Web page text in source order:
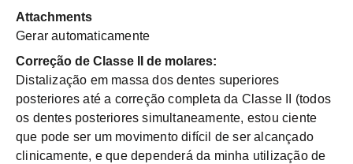
Attachments
Gerar automaticamente
Correção de Classe II de molares:
Distalização em massa dos dentes superiores
posteriores até a correção completa da Classe II (todos
os dentes posteriores simultaneamente, estou ciente
que pode ser um movimento difícil de ser alcançado
clinicamente, e que dependerá da minha utilização de